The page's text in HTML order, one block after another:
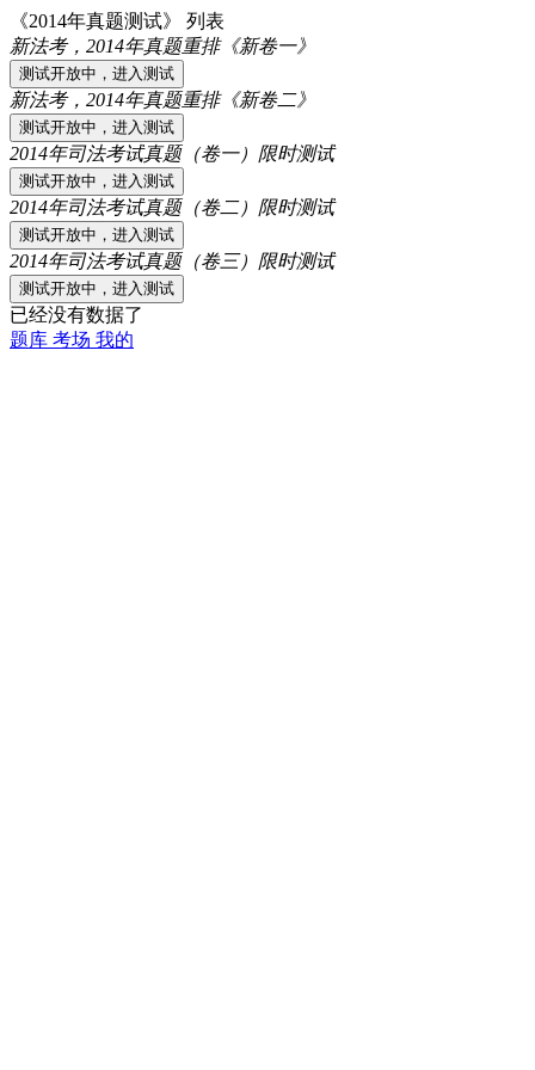
《2014年真题测试》 列表
新法考，2014年真题重排《新卷一》
新法考，2014年真题重排《新卷二》
2014年司法考试真题（卷一）限时测试
2014年司法考试真题（卷二）限时测试
2014年司法考试真题（卷三）限时测试
已经没有数据了
题库 考场 我的